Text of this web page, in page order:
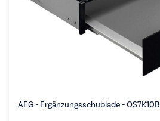
AEG - Ergänzungsschublade - OS7K10B